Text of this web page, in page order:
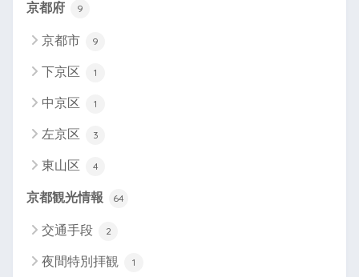
京都府 9
京都市 9
下京区 1
中京区 1
左京区 3
東山区 4
京都観光情報 64
交通手段 2
夜間特別拝観 1